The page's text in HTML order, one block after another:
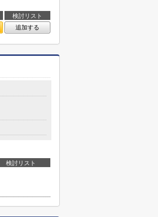
検討リスト
追加する
検討リスト